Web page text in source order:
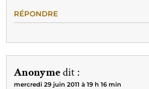
RÉPONDRE
Anonymedit :
mercredi 29 juin 2011 à 19 h 16 min